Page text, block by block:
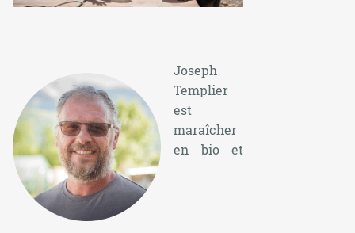
Joseph
Templier
est
maraîcher
en bio et